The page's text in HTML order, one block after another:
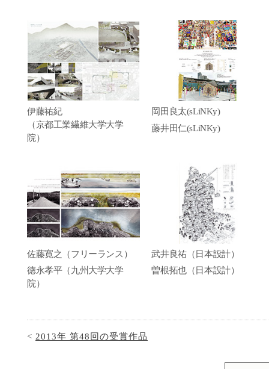
伊藤祐紀
（京都工業繊維大学大学
院）
岡田良太(sLiNKy)
藤井田仁(sLiNKy)
佐藤寛之（フリーランス）
徳永孝平（九州大学大学
院）
武井良祐（日本設計）
曽根拓也（日本設計）
< 2013年 第48回の受賞作品